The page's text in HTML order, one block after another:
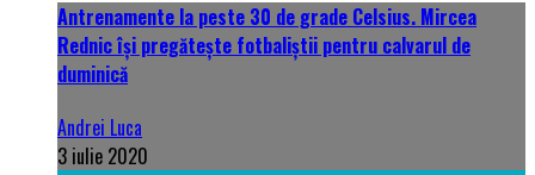
Antrenamente la peste 30 de grade Celsius. Mircea
Rednic își pregătește fotbaliștii pentru calvarul de
duminică
Andrei Luca
3 iulie 2020